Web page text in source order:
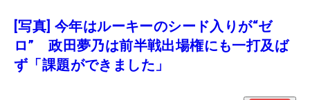
[写真] 今年はルーキーのシード入りが“ゼ
ロ” 政田夢乃は前半戦出場権にも一打及ば
ず「課題ができました」